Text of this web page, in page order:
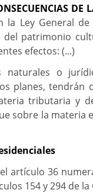
DE
la Ley General
del patrimonio
efectos: (...)
naturales o
planes, tendrán
tributaria y
sobre la materia
artículo 36
154 y 294 de